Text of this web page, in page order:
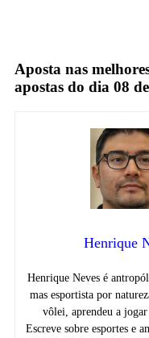
Aposta nas
apostas do dia 08
Henrique
Henrique Neves é
mas esportista por
vôlei, aprendeu a jogar
Escreve sobre esportes e